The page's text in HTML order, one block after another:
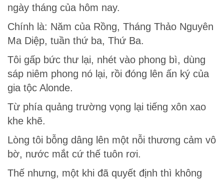
ngày tháng của hôm nay.
Chính là: Năm của Rồng, Tháng Thảo Nguyên
Ma Diệp, tuần thứ ba, Thứ Ba.
Tôi gấp bức thư lại, nhét vào phong bì, dùng
sáp niêm phong nó lại, rồi đóng lên ấn ký của
gia tộc Alonde.
Từ phía quảng trường vọng lại tiếng xôn xao
khe khẽ.
Lòng tôi bỗng dâng lên một nỗi thương cảm vô
bờ, nước mắt cứ thế tuôn rơi.
Thế nhưng, một khi đã quyết định thì không